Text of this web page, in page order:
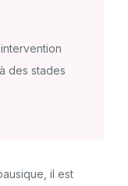
des stades
il est